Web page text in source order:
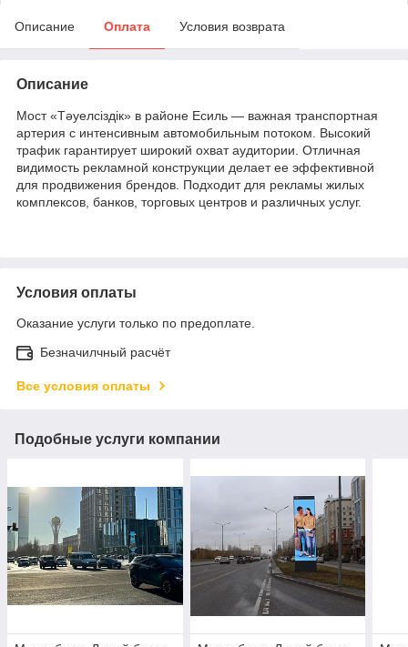
Описание Оплата Условия возврата
Описание
Мост «Тәуелсіздік» в районе Есиль — важная транспортная
артерия с интенсивным автомобильным потоком. Высокий
трафик гарантирует широкий охват аудитории. Отличная
видимость рекламной конструкции делает ее эффективной
для продвижения брендов. Подходит для рекламы жилых
комплексов, банков, торговых центров и различных услуг.
Условия оплаты
Оказание услуги только по предоплате.
Безначилчный расчёт
Все условия оплаты
Подобные услуги компании